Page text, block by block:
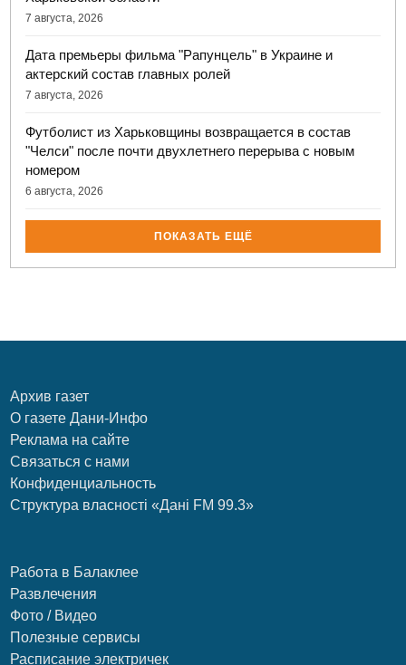
7 августа, 2026
Дата премьеры фильма "Рапунцель" в Украине и
актерский состав главных ролей
7 августа, 2026
Футболист из Харьковщины возвращается в состав
"Челси" после почти двухлетнего перерыва с новым
номером
6 августа, 2026
ПОКАЗАТЬ ЕЩЁ
Архив газет
О газете Дани-Инфо
Реклама на сайте
Связаться с нами
Конфиденциальность
Структура власності «Дані FM 99.3»
Работа в Балаклее
Развлечения
Фото / Видео
Полезные сервисы
Расписание электричек